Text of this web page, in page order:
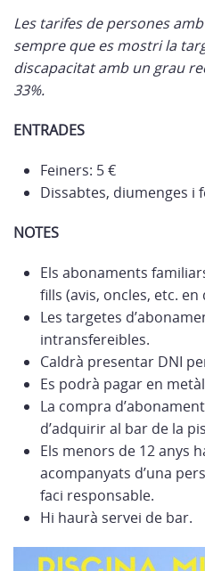
Les tarifes de persones
sempre que es mostri la
discapacitat amb un grau
33%.
ENTRADES
Feiners: 5 €
Dissabtes, diumenges i
NOTES
Els abonaments
fills (avis, oncles, etc.
Les targetes
intransfereibles.
Caldrà presentar DNI
Es podrà pagar en
La compra
d’adquirir al bar de la
Els menors de 12 anys
acompanyats d’una
faci responsable.
Hi haurà servei de bar.